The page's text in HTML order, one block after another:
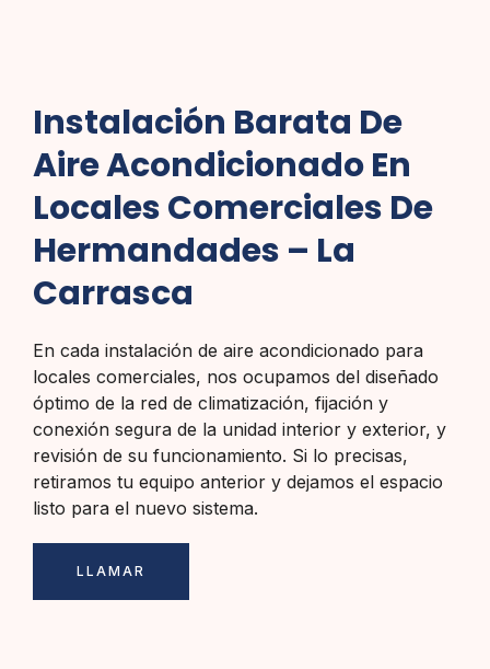
Instalación Barata De
Aire Acondicionado En
Locales Comerciales De
Hermandades – La
Carrasca
En cada instalación de aire acondicionado para
locales comerciales, nos ocupamos del diseñado
óptimo de la red de climatización, fijación y
conexión segura de la unidad interior y exterior, y
revisión de su funcionamiento. Si lo precisas,
retiramos tu equipo anterior y dejamos el espacio
listo para el nuevo sistema.
LLAMAR